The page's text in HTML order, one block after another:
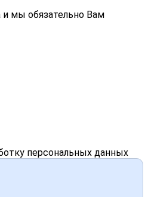
мы обязательно Вам
персональных данных